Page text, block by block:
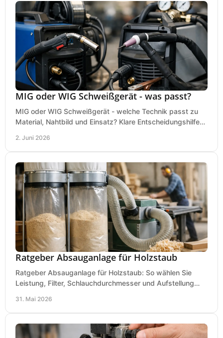
MIG oder WIG Schweißgerät - was passt?
MIG oder WIG Schweißgerät - welche Technik passt zu
Material, Nahtbild und Einsatz? Klare Entscheidungshilfe
2. Juni 2026
Ratgeber Absauganlage für Holzstaub
Ratgeber Absauganlage für Holzstaub: So wählen Sie
Leistung, Filter, Schlauchdurchmesser und Aufstellung
31. Mai 2026